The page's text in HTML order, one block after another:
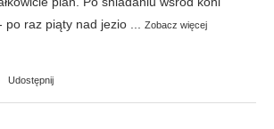
po raz piąty nad jezio
Zobacz więcej
Udostępnij